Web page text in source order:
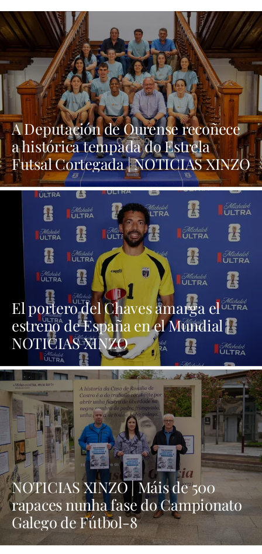
A Deputación de Ourense recoñece
a histórica tempada do Estrela
Futsal Cortegada | NOTICIAS XINZO
El portero del Chaves amarga el
estreno de España en el Mundial |
NOTICIAS XINZO
NOTICIAS XINZO | Máis de 500
rapaces nunha fase do Campionato
Galego de Fútbol-8